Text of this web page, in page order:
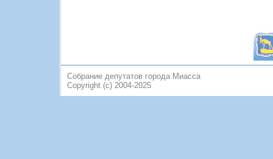
Собрание депутатов города Миасса
Copyright (c) 2004-2025